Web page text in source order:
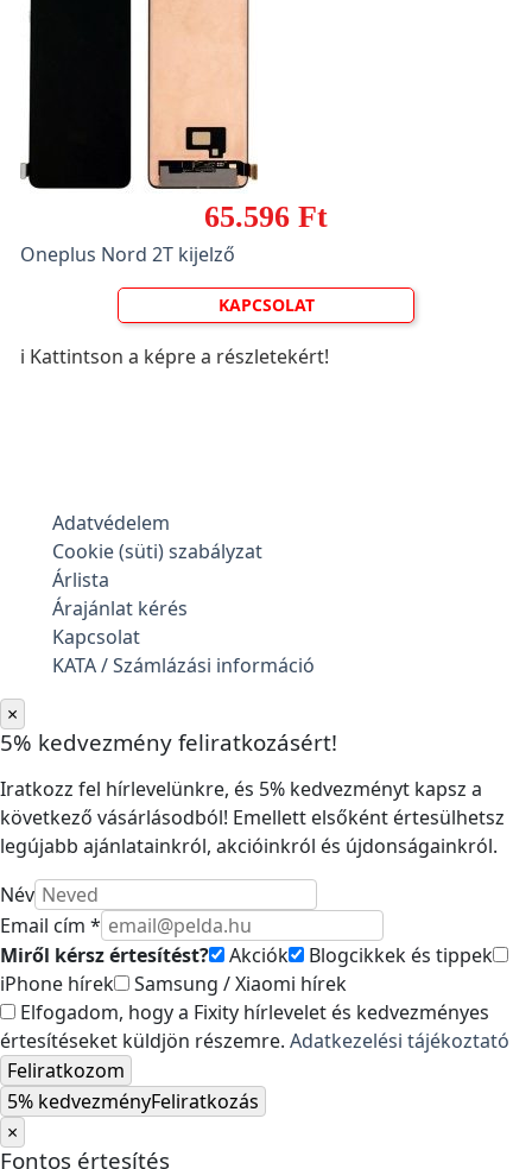
65.596 Ft
Oneplus Nord 2T kijelző
KAPCSOLAT
ℹ️ Kattintson a képre a részletekért!
Adatvédelem
Cookie (süti) szabályzat
Árlista
Árajánlat kérés
Kapcsolat
KATA / Számlázási információ
×
5% kedvezmény feliratkozásért!
Iratkozz fel hírlevelünkre, és 5% kedvezményt kapsz a
következő vásárlásodból! Emellett elsőként értesülhetsz
legújabb ajánlatainkról, akcióinkról és újdonságainkról.
Név
Email cím *
Miről kérsz értesítést?
Akciók
Blogcikkek és tippek
iPhone hírek
Samsung / Xiaomi hírek
Elfogadom, hogy a Fixity hírlevelet és kedvezményes
értesítéseket küldjön részemre. Adatkezelési tájékoztató
Feliratkozom
5% kedvezményFeliratkozás
×
Fontos értesítés